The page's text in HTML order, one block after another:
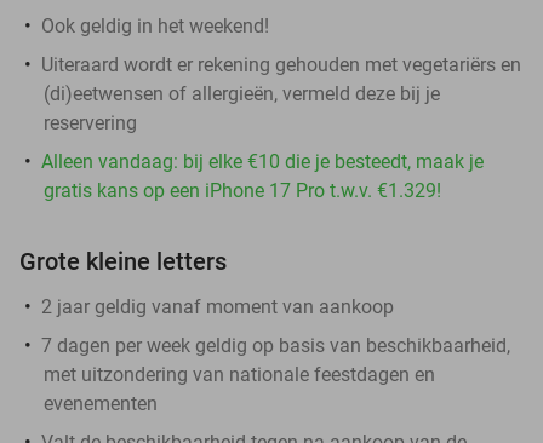
Ook geldig in het weekend!
Uiteraard wordt er rekening gehouden met vegetariërs en
(di)eetwensen of allergieën, vermeld deze bij je
reservering
Alleen vandaag: bij elke €10 die je besteedt, maak je
gratis kans op een iPhone 17 Pro t.w.v. €1.329!
Grote kleine letters
2 jaar geldig vanaf moment van aankoop
7 dagen per week geldig op basis van beschikbaarheid,
met uitzondering van nationale feestdagen en
evenementen